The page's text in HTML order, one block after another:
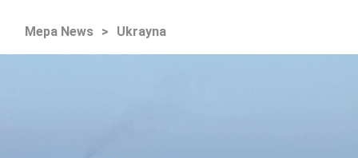
Mepa News > Ukrayna